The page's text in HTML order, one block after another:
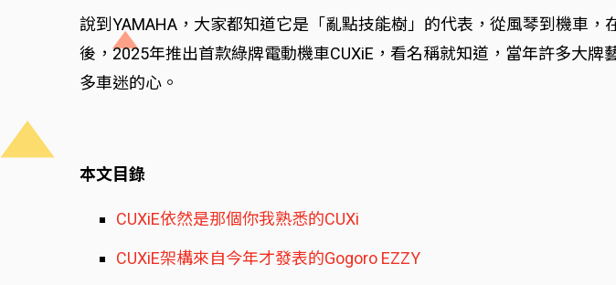
說到YAMAHA，大家都知道它是「亂點技能樹」的代表，從風琴到機車
後，2025年推出首款綠牌電動機車CUXiE，看名稱就知道，當年許多大
多車迷的心。
本文目錄
CUXiE依然是那個你我熟悉的CUXi
CUXiE架構來自今年才發表的Gogoro EZZY